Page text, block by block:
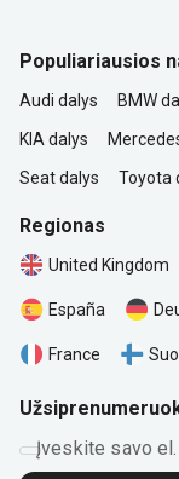
Populiariausios
Audi dalys BMW
KIA dalys
Seat dalys
Toyota
Regionas
United Kingdom
España
France
Įveskite savo